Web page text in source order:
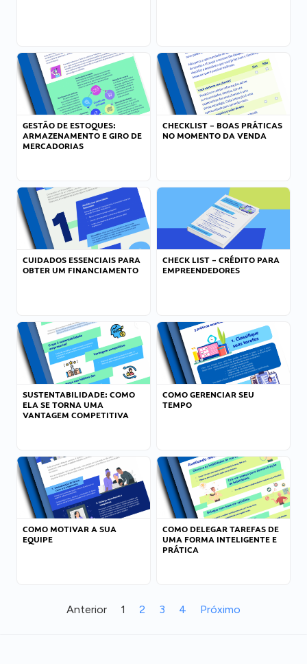
GESTÃO DE ESTOQUES:
ARMAZENAMENTO E GIRO DE
MERCADORIAS
CHECKLIST – BOAS PRÁTICAS
NO MOMENTO DA VENDA
CUIDADOS ESSENCIAIS PARA
OBTER UM FINANCIAMENTO
CHECK LIST – CRÉDITO PARA
EMPREENDEDORES
SUSTENTABILIDADE: COMO
ELA SE TORNA UMA
VANTAGEM COMPETITIVA
COMO GERENCIAR SEU
TEMPO
COMO MOTIVAR A SUA
EQUIPE
COMO DELEGAR TAREFAS DE
UMA FORMA INTELIGENTE E
PRÁTICA
Anterior 1 2 3 4 Próximo